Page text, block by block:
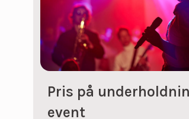
Pris på
event